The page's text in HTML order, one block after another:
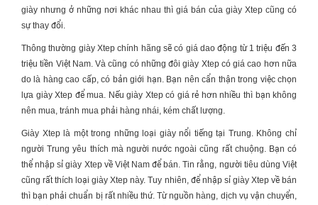
giày nhưng ở những nơi khác nhau thì giá bán của giày Xtep cũng có
sự thay đổi.
Thông thường giày Xtep chính hãng sẽ có giá dao động từ 1 triệu đến 3
triệu tiền Việt Nam. Và cũng có những đôigiày Xtepcó giá cao hơn nữa
do là hàng cao cấp, có bản giới hạn. Bạn nên cẩn thận trong việc chọn
lựa giày Xtep để mua. Nếu giày Xtepcó giá rẻ hơn nhiều thì bạn không
nên mua, tránh mua phải hàng nhái, kém chất lượng.
Giày Xteplà một trong những loại giày nổi tiếng tại Trung. Không chỉ
người Trung yêu thích mà người nước ngoài cũng rất chuộng. Bạn có
thể nhập sỉgiày Xtepvề Việt Nam để bán. Tin rằng, người tiêu dùng Việt
cũng rất thích loại giày Xtep này. Tuy nhiên, để nhập sỉ giày Xtepvề bán
thì bạn phải chuẩn bị rất nhiều thứ. Từ nguồn hàng, dịch vụ vận chuyển,